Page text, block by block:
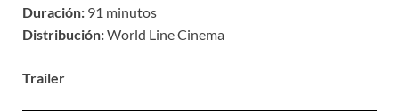
Duración: 91 minutos
Distribución:World Line Cinema
Trailer